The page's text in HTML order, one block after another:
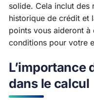
solide. Cela inclut des
historique de crédit et
points vous aideront à
conditions pour votre
L’importance
dans le calcul